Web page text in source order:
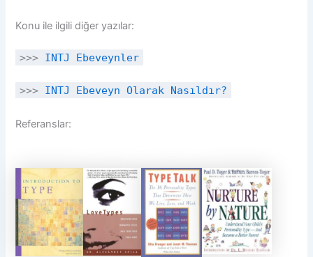
Konu ile ilgili diğer yazılar:
>>> INTJ Ebeveynler
>>> INTJ Ebeveyn Olarak Nasıldır?
Referanslar: